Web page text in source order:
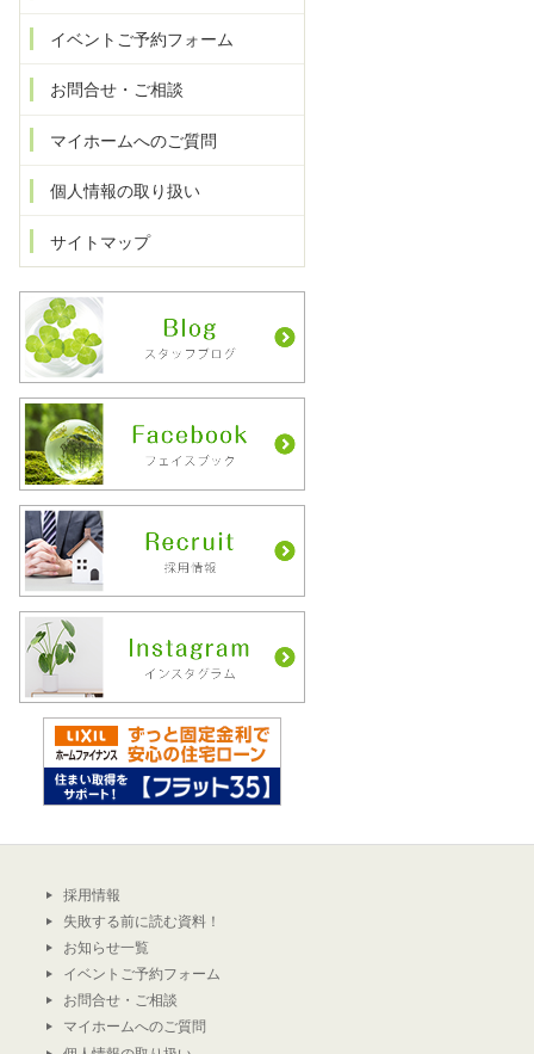
イベントご予約フォーム
お問合せ・ご相談
マイホームへのご質問
個人情報の取り扱い
サイトマップ
採用情報
失敗する前に読む資料！
お知らせ一覧
イベントご予約フォーム
お問合せ・ご相談
マイホームへのご質問